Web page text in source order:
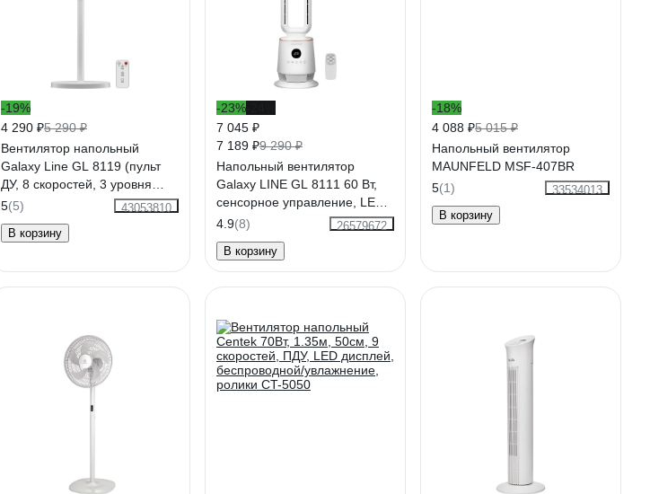
-19%
4 290 ₽5 290 ₽
Вентилятор напольный
Galaxy Line GL 8119 (пульт
ДУ, 8 скоростей, 3 уровня
высоты, таймер 12 ч),
5(5)
43053810
В корзину
-23%
7 045 ₽
7 189 ₽9 290 ₽
Напольный вентилятор
Galaxy LINE GL 8111 60 Вт,
сенсорное управление, LED-
дисплей 7050181110
4.9(8)
26579672
В корзину
-18%
4 088 ₽5 015 ₽
Напольный вентилятор
MAUNFELD MSF-407BR
5(1)
33534013
В корзину